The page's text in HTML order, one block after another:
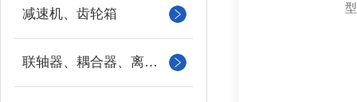
减速机、齿轮箱
联轴器、耦合器、离合器